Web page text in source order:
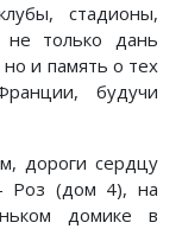
стадионы,
только дань
и память о тех
будучи
дороги сердцу
Роз (дом 4), на
домике в